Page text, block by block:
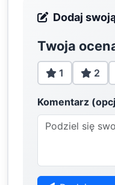
Dodaj
Twoja
1 2
Komentarz